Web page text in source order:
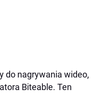
do nagrywania wideo,
Biteable. Ten